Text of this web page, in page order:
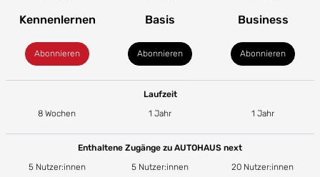
Kennenlernen
Abonnieren
Basis
Abonnieren
Business
Abonnieren
Laufzeit
8 Wochen
1 Jahr 1 Jahr
Enthaltene Zugänge zu AUTOHAUS next
5 Nutzer:innen
5 Nutzer:innen 20 Nutzer:innen